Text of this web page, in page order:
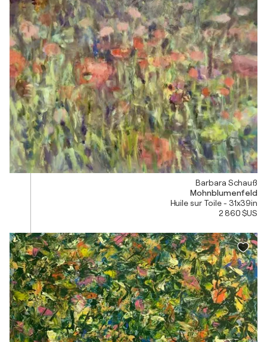
Barbara Schauß
Mohnblumenfeld
Huile sur Toile - 31x39in
2 860 $US